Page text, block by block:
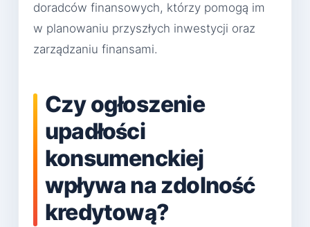
doradców finansowych, którzy pomogą im
w planowaniu przyszłych inwestycji oraz
zarządzaniu finansami.
Czy ogłoszenie
upadłości
konsumenckiej
wpływa na zdolność
kredytową?